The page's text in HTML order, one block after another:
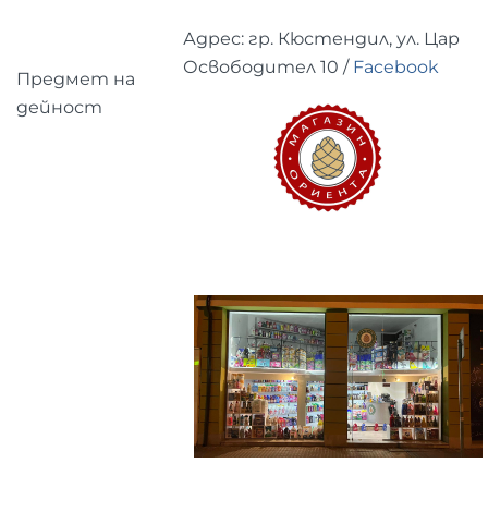
Предмет на
дейност
Адрес: гр. Кюстендил, ул. Цар
Освободител 10 / Facebook